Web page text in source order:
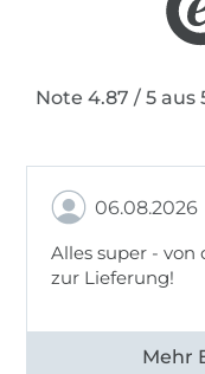
dass ich nach
beschäftigen
Note 4.87 / 5
06.08.2026
Alles super - von
zur Lieferung!
Alle 82968